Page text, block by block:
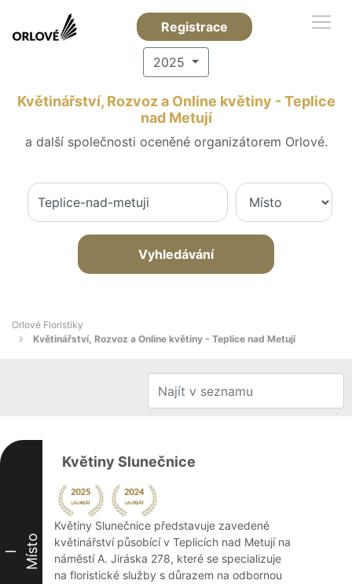
Registrace
2025
Květinářství, Rozvoz a Online květiny - Teplice
nad Metují
a další společnosti oceněné organizátorem Orlové.
Vyhledávání
Orlové Floristiky
Květinářství, Rozvoz a Online květiny - Teplice nad Metují
I Místo
Květiny Slunečnice
Květiny Slunečnice představuje zavedené
květinářství působící v Teplicích nad Metují na
náměstí A. Jiráska 278, které se specializuje
na floristické služby s důrazem na odbornou